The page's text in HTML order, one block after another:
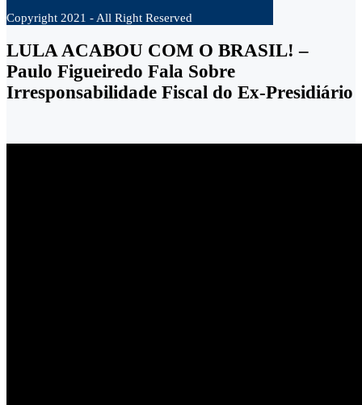
Copyright 2021 - All Right Reserved
LULA ACABOU COM O BRASIL! –
Paulo Figueiredo Fala Sobre
Irresponsabilidade Fiscal do Ex-Presidiário